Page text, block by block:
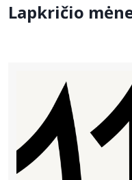
ELVIS atvyksta
Bibliotekoms
D.U.K.
Lapkričio